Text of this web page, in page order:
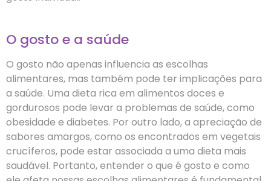
O gosto e a saúde
O gosto não apenas influencia as escolhas
alimentares, mas também pode ter implicações para
a saúde. Uma dieta rica em alimentos doces e
gordurosos pode levar a problemas de saúde, como
obesidade e diabetes. Por outro lado, a apreciação de
sabores amargos, como os encontrados em vegetais
crucíferos, pode estar associada a uma dieta mais
saudável. Portanto, entender o que é gosto e como